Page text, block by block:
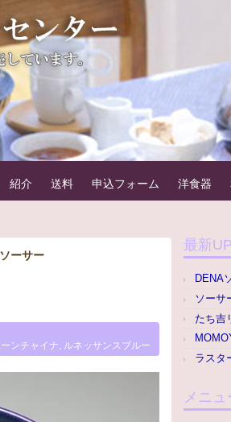
ター
カップのみやソーサーのみなどです。
紹介 送料 申込フォーム 洋食器
ーサー
ーンチャイナ ルネッサンスブルー
最新
DENA
ソーサ
たち吉
ラスタ
メニュ